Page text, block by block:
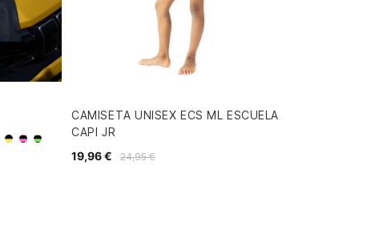
Negro
Amarillo/Negro
Rosa/Negro
Verde/Negro
CAMISETA UNISEX ECS ML ESCUELA
CAPI JR
24,95 €
19,96 €